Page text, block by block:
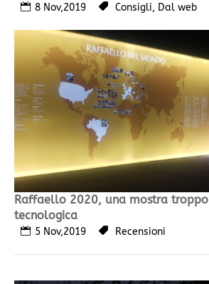
8 Nov,2019 Consigli, Dal web
Raffaello 2020, una mostra troppo
tecnologica
5 Nov,2019 Recensioni